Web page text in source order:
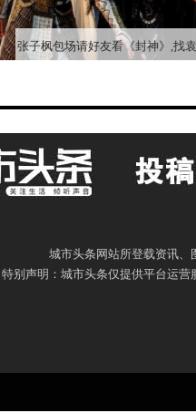
张子枫包场请好友看《封神》,找
城市头条网站所登载资讯、
特别声明：城市头条仅提供平台运营